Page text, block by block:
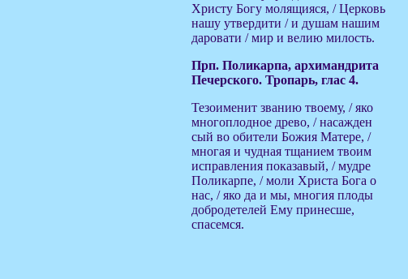
Христу Богу молящияся, / Церковь
нашу утвердити / и душам нашим
даровати / мир и велию милость.
Прп. Поликарпа, архимандрита
Печерского. Тропарь, глас 4.
Тезоименит званию твоему, / яко
многоплодное древо, / насажден
сый во обители Божия Матере, /
многая и чудная тщанием твоим
исправления показавый, / мудре
Поликарпе, / моли Христа Бога о
нас, / яко да и мы, многия плоды
добродетелей Ему принесше,
спасемся.